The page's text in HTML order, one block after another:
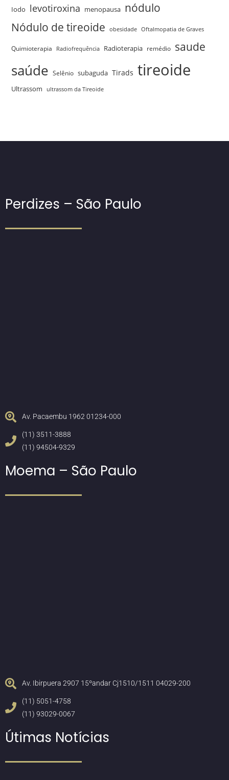
Iodo levotiroxina menopausa nódulo
Nódulo de tireoide obesidade Oftalmopatia de Graves
Quimioterapia Radiofrequência Radioterapia remédio saude
saúde Selênio subaguda Tirads tireoide
Ultrassom ultrassom da Tireoide
Perdizes – São Paulo
Av. Pacaembu 1962 01234-000
(11) 3511-3888
(11) 94504-9329
Moema – São Paulo
Av. Ibirpuera 2907 15ºandar Cj1510/1511 04029-200
(11) 5051-4758
(11) 93029-0067
Útimas Notícias